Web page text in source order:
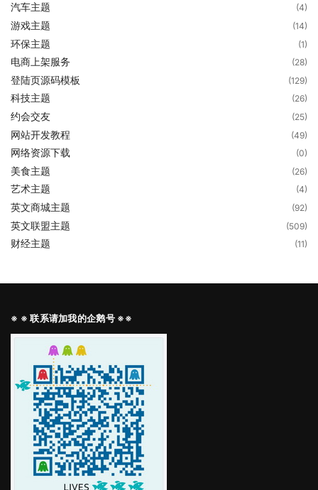
汽车主题 (4)
游戏主题 (14)
环保主题 (1)
电商上架服务 (28)
登陆页源码模板 (129)
科技主题 (26)
约会交友 (25)
网站开发教程 (49)
网络资源下载 (0)
美食主题 (26)
艺术主题 (4)
英文商城主题 (92)
英文联盟主题 (509)
财经主题 (11)
※ ※ 联系请加我的企鹅号 ※※